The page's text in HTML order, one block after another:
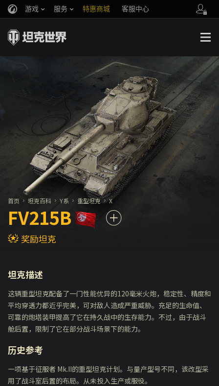
游戏 服务 特惠商城 客服中心
你好，吾久
万圣节
《以战止战》
官方自媒体
首页 坦克百科 Y系 重型坦克 X
FV215B
奖励坦克
坦克描述
这辆重型坦克配备了一门性能优异的120毫米火炮，稳定性、精度和
平均穿透力都近乎完美，可对敌人造成严重威胁。充足的生命值、
可靠的炮塔装甲提高了它在持久战中的生存能力。不过，由于战斗
舱后置，限制了它在部分战斗场景下的能力。
历史参考
一项基于征服者 Mk.II的重型坦克计划。与量产型号不同，该改型采
用了战斗室后置的布局。从未投入生产或服役。